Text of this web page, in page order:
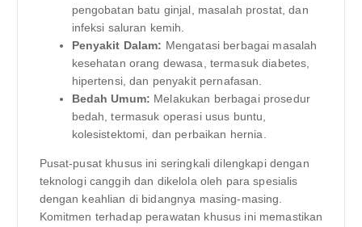
pengobatan batu ginjal, masalah prostat, dan
infeksi saluran kemih.
Penyakit Dalam: Mengatasi berbagai masalah
kesehatan orang dewasa, termasuk diabetes,
hipertensi, dan penyakit pernafasan.
Bedah Umum: Melakukan berbagai prosedur
bedah, termasuk operasi usus buntu,
kolesistektomi, dan perbaikan hernia.
Pusat-pusat khusus ini seringkali dilengkapi dengan
teknologi canggih dan dikelola oleh para spesialis
dengan keahlian di bidangnya masing-masing.
Komitmen terhadap perawatan khusus ini memastikan